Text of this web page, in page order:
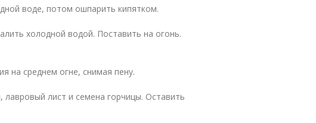
воде, потом ошпарить кипятком.
холодной водой. Поставить на огонь.
на среднем огне, снимая пену.
лист и семена горчицы. Оставить